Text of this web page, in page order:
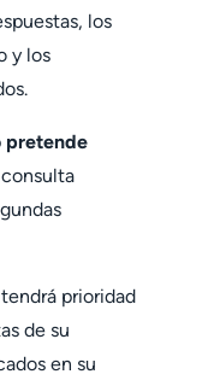
los
y los
pretende
prioridad
de su
en su